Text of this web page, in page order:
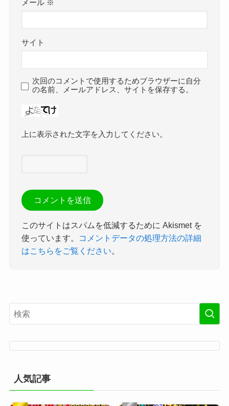
メール ※
サイト
次回のコメントで使用するためブラウザーに自分
の名前、メールアドレス、サイトを保存する。
上に表示された文字を入力してください。
このサイトはスパムを低減するために Akismet を
使っています。
コメントデータの処理方法の詳細
はこちらをご覧ください。
人気記事